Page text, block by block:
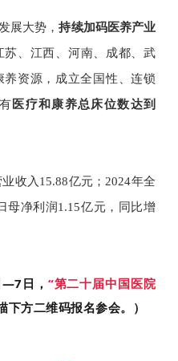
展大势，持续加码医养产业
苏、江西、河南、成都、武
资源，成立全国性、连锁
医疗和康养总床位数达到
收入15.88亿元；2024年全
母净利润1.15亿元，同比增
日， “第二十届中国医院
下方二维码报名参会。）